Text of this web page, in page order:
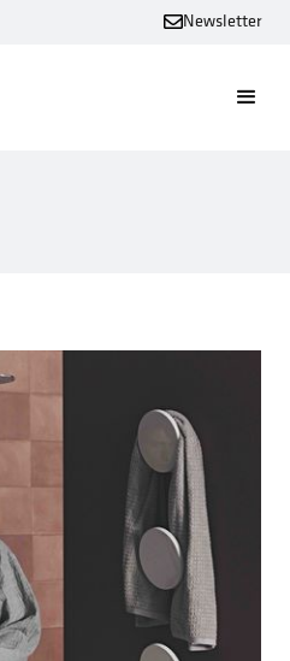
Newsletter